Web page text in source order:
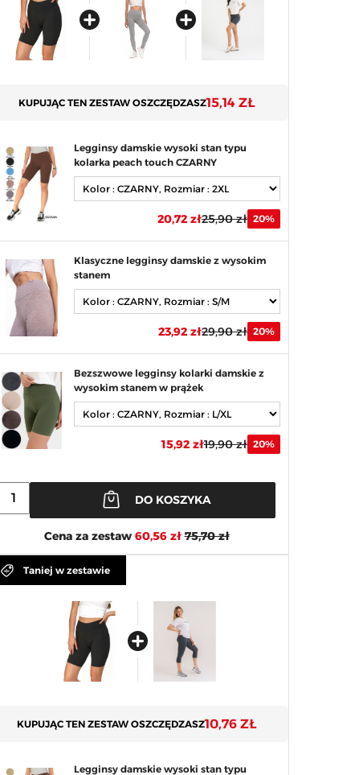
KUPUJĄC TEN ZESTAW OSZCZĘDZASZ15,14 ZŁ
Legginsy damskie wysoki stan typu
kolarka peach touch CZARNY
20,72 zł25,90 zł 20%
Klasyczne legginsy damskie z wysokim
stanem
23,92 zł29,90 zł 20%
Bezszwowe legginsy kolarki damskie z
wysokim stanem w prążek
15,92 zł19,90 zł 20%
DO KOSZYKA
Cena za zestaw 60,56 zł75,70 zł
Taniej w zestawie
KUPUJĄC TEN ZESTAW OSZCZĘDZASZ10,76 ZŁ
Legginsy damskie wysoki stan typu